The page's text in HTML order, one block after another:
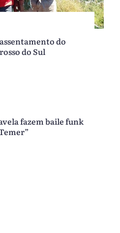
do
do Sul
fazem baile funk